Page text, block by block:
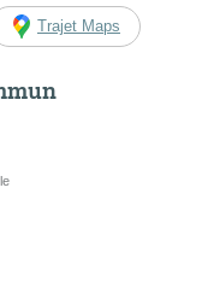
Trajet Maps